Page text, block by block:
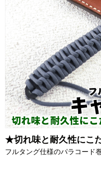
★切れ味と耐久性にこ
フルタング仕様のパラコード